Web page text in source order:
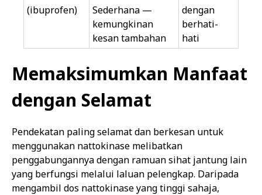
(ibuprofen)
Sederhana —
kemungkinan
kesan tambahan
dengan
berhati-
hati
Memaksimumkan Manfaat
dengan Selamat
Pendekatan paling selamat dan berkesan untuk
menggunakan nattokinase melibatkan
penggabungannya dengan ramuan sihat jantung lain
yang berfungsi melalui laluan pelengkap. Daripada
mengambil dos nattokinase yang tinggi sahaja,